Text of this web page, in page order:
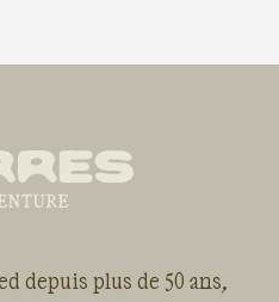
depuis plus de 50 ans,